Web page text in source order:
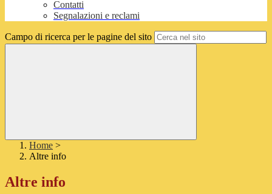
Contatti
Segnalazioni e reclami
Campo di ricerca per le pagine del sito
Home >
Altre info
Altre info